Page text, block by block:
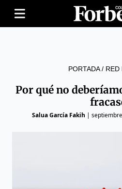
PORTADA/ RED
Por qué no
Salua García Fakih |